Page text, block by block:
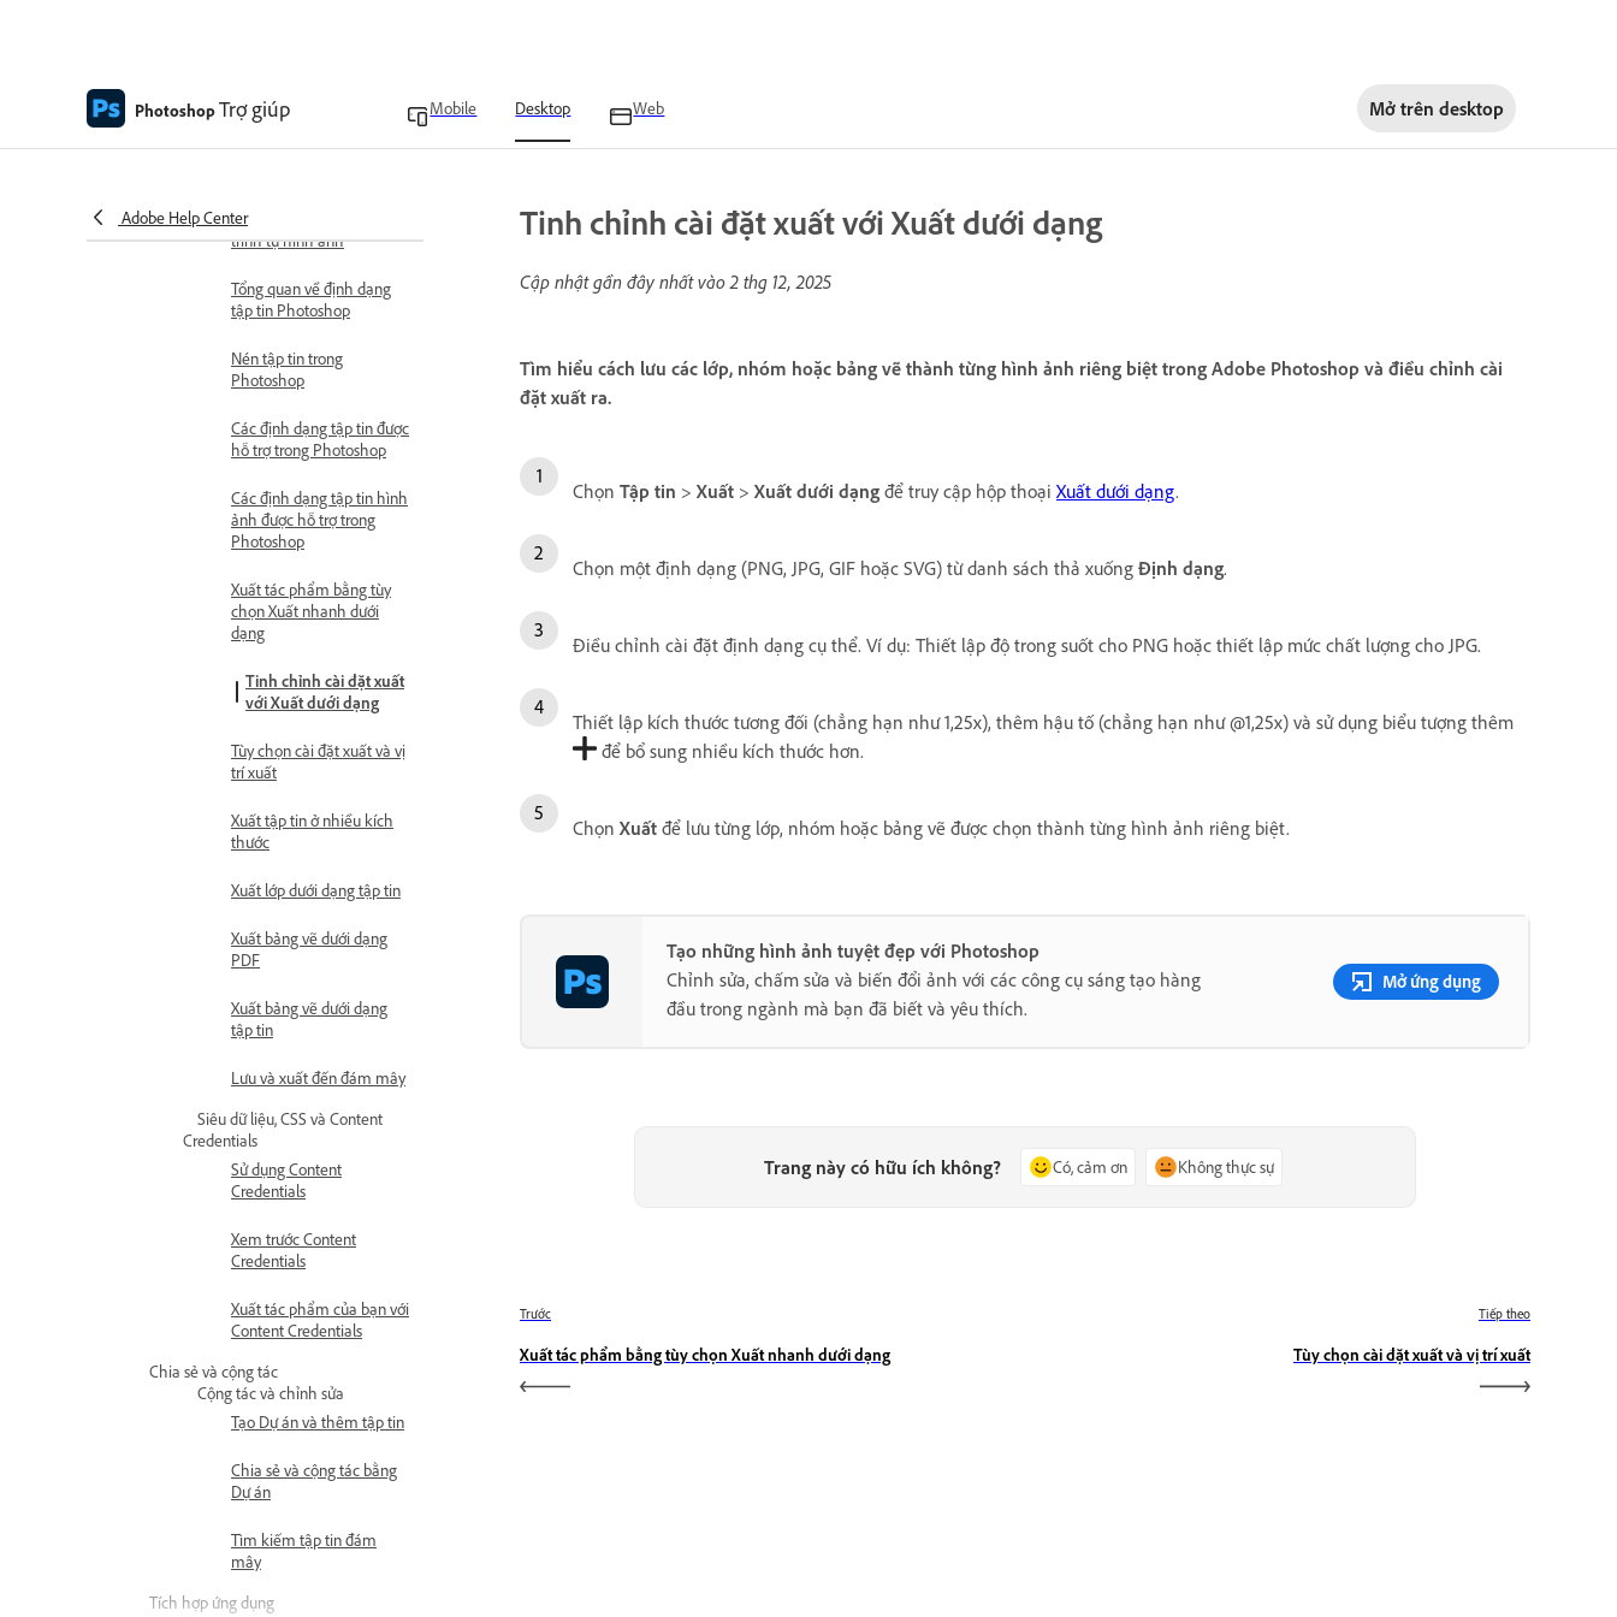
PhotoshopTrợ giúp Mobile Desktop Web Mở trên desktop
Adobe Help Center
Cải thiện khung hoạt ảnh
Làm phẳng khung hình
Xuất tập tin video hoặc
trình tự hình ảnh
Tổng quan về định dạng
tập tin Photoshop
Nén tập tin trong
Photoshop
Các định dạng tập tin được
hỗ trợ trong Photoshop
Các định dạng tập tin hình
ảnh được hỗ trợ trong
Photoshop
Xuất tác phẩm bằng tùy
chọn Xuất nhanh dưới
dạng
Tinh chỉnh cài đặt xuất
với Xuất dưới dạng
Tùy chọn cài đặt xuất và vị
trí xuất
Xuất tập tin ở nhiều kích
thước
Xuất lớp dưới dạng tập tin
Xuất bảng vẽ dưới dạng
PDF
Xuất bảng vẽ dưới dạng
tập tin
Lưu và xuất đến đám mây
Siêu dữ liệu, CSS và Content
Credentials
Sử dụng Content
Credentials
Xem trước Content
Credentials
Xuất tác phẩm của bạn với
Content Credentials
Chia sẻ và cộng tác
Cộng tác và chỉnh sửa
Tạo Dự án và thêm tập tin
Chia sẻ và cộng tác bằng
Dự án
Tìm kiếm tập tin đám
mây
Tích hợp ứng dụng
Tinh chỉnh cài đặt xuất với Xuất dưới dạng
Cập nhật gần đây nhất vào2 thg 12, 2025
Tìm hiểu cách lưu các lớp, nhóm hoặc bảng vẽ thành từng hình ảnh riêng biệt trong Adobe Photoshop và điều chỉnh cài
đặt xuất ra.
Chọn Tập tin > Xuất > Xuất dưới dạng để truy cập hộp thoại Xuất dưới dạng.
Chọn một định dạng (PNG, JPG, GIF hoặc SVG) từ danh sách thả xuống Định dạng.
Điều chỉnh cài đặt định dạng cụ thể. Ví dụ: Thiết lập độ trong suốt cho PNG hoặc thiết lập mức chất lượng cho JPG.
Thiết lập kích thước tương đối (chẳng hạn như 1,25x), thêm hậu tố (chẳng hạn như @1,25x) và sử dụng biểu tượng thêm
để bổ sung nhiều kích thước hơn.
Chọn Xuất để lưu từng lớp, nhóm hoặc bảng vẽ được chọn thành từng hình ảnh riêng biệt.
Tạo những hình ảnh tuyệt đẹp với Photoshop
Chỉnh sửa, chấm sửa và biến đổi ảnh với các công cụ sáng tạo hàng
đầu trong ngành mà bạn đã biết và yêu thích.
Mở ứng dụng
Trang này có hữu ích không? Có, cảm ơn Không thực sự
Trước
Xuất tác phẩm bằng tùy chọn Xuất nhanh dưới dạng
Tiếp theo
Tùy chọn cài đặt xuất và vị trí xuất